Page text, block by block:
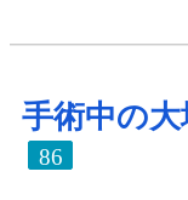
手術中の
86